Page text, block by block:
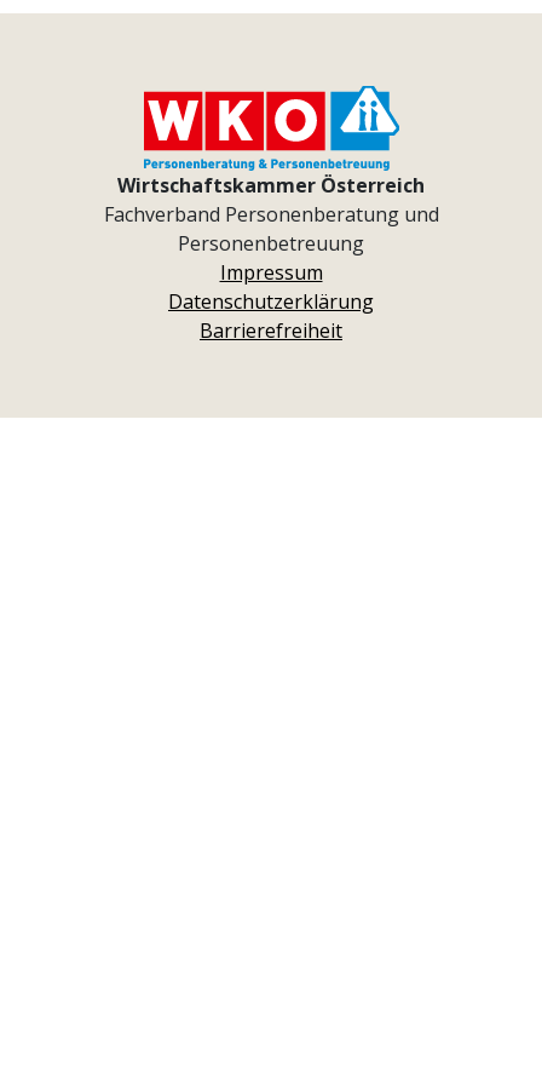
Wirtschaftskammer Österreich
Fachverband Personenberatung und
Personenbetreuung
Impressum
Datenschutzerklärung
Barrierefreiheit